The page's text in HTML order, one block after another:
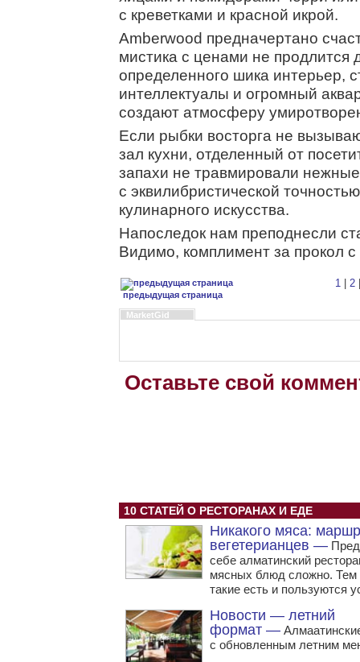
с креветками и красной икрой.
Amberwood предначертано
мистика с ценами не продлится
определенного шика интерьер,
интеллектуалы и огромный
создают атмосферу
Если рыбки восторга не
зал кухни, отделенный от
запахи не травмировали
с эквилибристической
кулинарного искусства.
Напоследок нам преподнесли
Видимо, комплимент за прокол
предыдущая страница
1 2
MarketGid
Оставьте свой
10 СТАТЕЙ О РЕСТОРАНАХ И ЕДЕ
Никакого мяса:
вегетерианцев —
себе алматинский
мясных блюд сложно. Тем
такие есть и пользуются
Новости — летний
формат —
с обновленным летним